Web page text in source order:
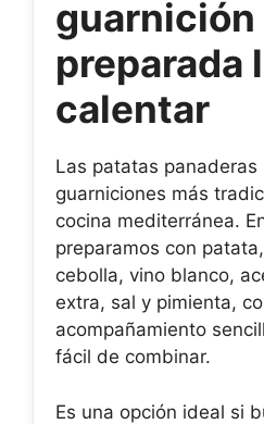
guarnición
preparada
calentar
Las patatas panaderas
guarniciones más
cocina mediterránea.
preparamos con
cebolla, vino blanco,
extra, sal y pimienta,
acompañamiento
fácil de combinar.
Es una opción ideal si